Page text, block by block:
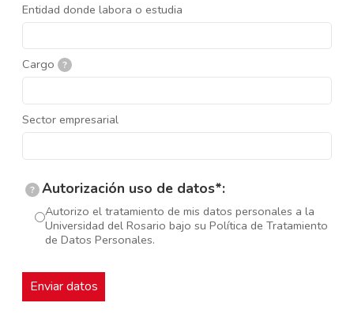
Entidad donde labora o estudia
Cargo ?
Sector empresarial
? Autorización uso de datos*:
Autorizo el tratamiento de mis datos personales a la
Universidad del Rosario bajo su Política de Tratamiento
de Datos Personales.